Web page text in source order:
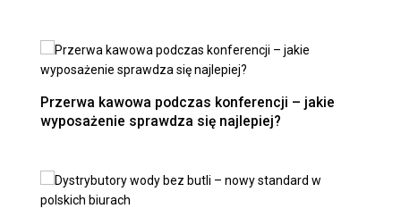
Przerwa kawowa podczas konferencji – jakie
wyposażenie sprawdza się najlepiej?